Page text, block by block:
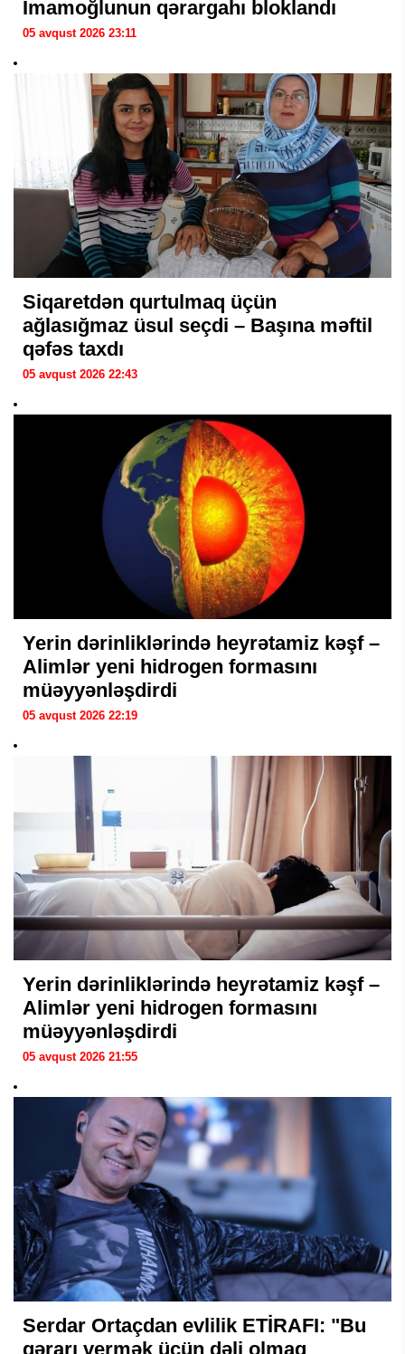
İmamoğlunun qərargahı bloklandı
05 avqust 2026 23:11
Siqaretdən qurtulmaq üçün
ağlasığmaz üsul seçdi – Başına məftil
qəfəs taxdı
05 avqust 2026 22:43
Yerin dərinliklərində heyrətamiz kəşf –
Alimlər yeni hidrogen formasını
müəyyənləşdirdi
05 avqust 2026 22:19
Yerin dərinliklərində heyrətamiz kəşf –
Alimlər yeni hidrogen formasını
müəyyənləşdirdi
05 avqust 2026 21:55
Serdar Ortaçdan evlilik ETİRAFI: "Bu
qərarı vermək üçün dəli olmaq